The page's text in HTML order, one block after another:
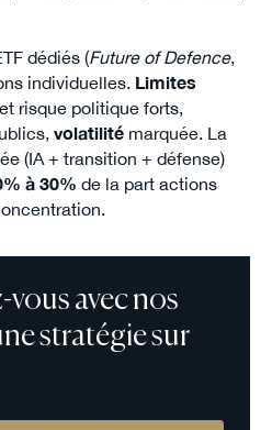
dédiés (Future of Defence,
individuelles. Limites
risque politique forts,
volatilitémarquée. La
(IA + transition + défense)
à 30% de la part actions
vous avec nos
stratégie sur